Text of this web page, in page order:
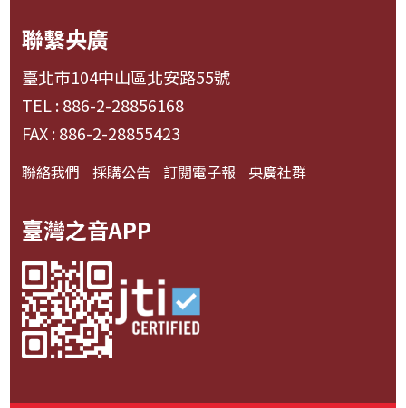
聯繫央廣
臺北市104中山區北安路55號
TEL : 886-2-28856168
FAX : 886-2-28855423
聯絡我們 採購公告 訂閱電子報 央廣社群
臺灣之音APP